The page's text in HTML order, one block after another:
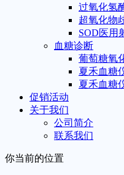
过氧化氢
超氧化物
SOD医用
血糖诊断
葡萄糖氧
夏禾血糖
夏禾血糖
促销活动
关于我们
公司简介
联系我们
你当前的位置